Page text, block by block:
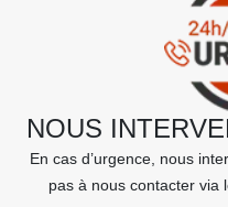
NOUS
En cas d’urgence, nous
pas à nous contacter via